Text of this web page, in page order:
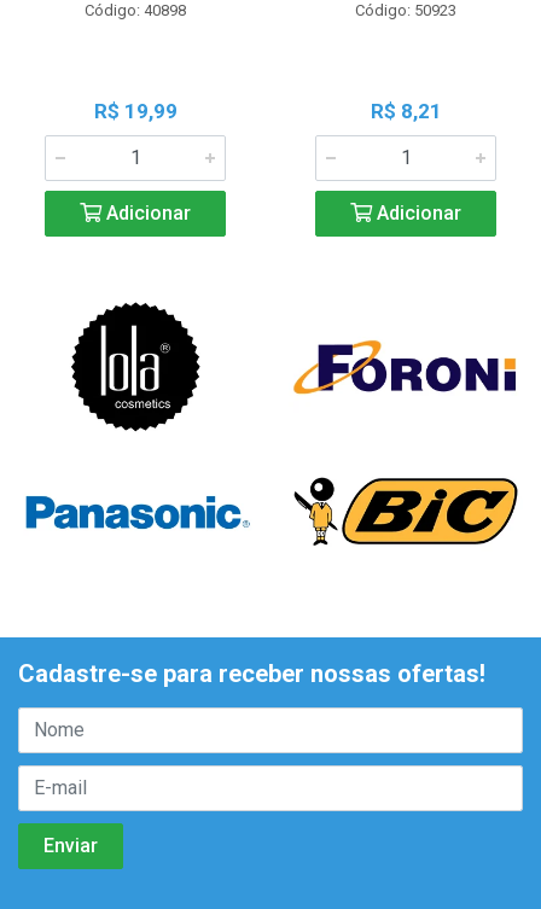
Código: 40898
R$ 19,99
Adicionar
Código: 50923
R$ 8,21
Adicionar
Cadastre-se para receber nossas ofertas!